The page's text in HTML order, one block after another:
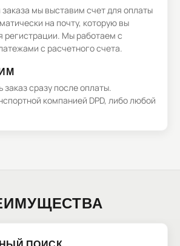
мы выставим счет для оплаты
на почту, которую вы
регистрации. Мы работаем с
с расчетного счета.
сразу после оплаты.
компанией DPD, либо любой